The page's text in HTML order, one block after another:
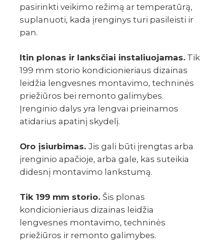
pasirinkti veikimo režimą ar temperatūrą,
suplanuoti, kada įrenginys turi pasileisti ir
pan.
Itin plonas ir lanksčiai instaliuojamas. Tik
199 mm storio kondicionieriaus dizainas
leidžia lengvesnes montavimo, techninės
priežiūros bei remonto galimybes.
Įrenginio dalys yra lengvai prieinamos
atidarius apatinį skydelį.
Oro įsiurbimas. Jis gali būti įrengtas arba
įrenginio apačioje, arba gale, kas suteikia
didesnį montavimo lankstumą.
Tik 199 mm storio. Šis plonas
kondicionieriaus dizainas leidžia
lengvesnes montavimo, techninės
priežiūros ir remonto galimybes.